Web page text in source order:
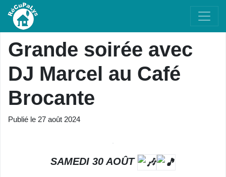
Grande soirée avec
DJ Marcel au Café
Brocante
Publié le 27 août 2024
SAMEDI 30 AOÛT